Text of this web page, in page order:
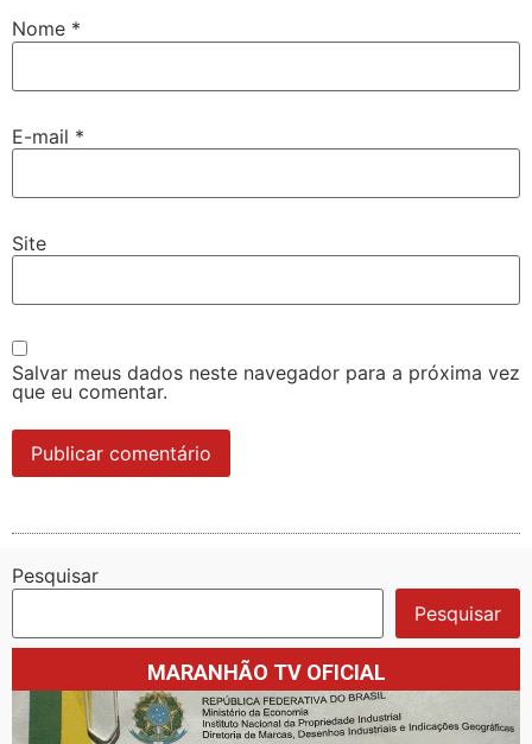
Nome *
E-mail *
Site
Salvar meus dados neste navegador para a próxima vez
que eu comentar.
Pesquisar
Pesquisar
MARANHÃO TV OFICIAL